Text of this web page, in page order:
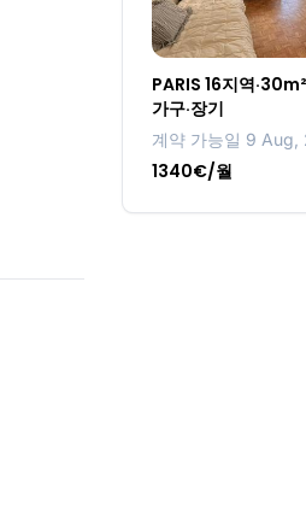
PARIS 16지역
가구·장기
계약 가능일 9 Aug,
1340€/월